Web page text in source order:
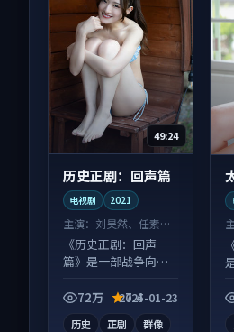
49:24
历史正剧：回声篇
电视剧 2021
主演： 刘昊然、任素汐
等
《历史正剧：回声
篇》是一部战争向电
信息量大，适合沉浸
72万 7.4
2025-01-23
历史 正剧 群像